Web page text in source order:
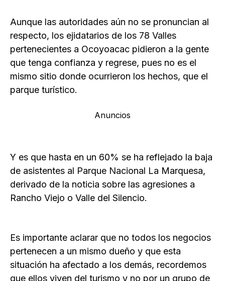
Aunque las autoridades aún no se pronuncian al
respecto, los ejidatarios de los 78 Valles
pertenecientes a Ocoyoacac pidieron a la gente
que tenga confianza y regrese, pues no es el
mismo sitio donde ocurrieron los hechos, que el
parque turístico.
Anuncios
Y es que hasta en un 60% se ha reflejado la baja
de asistentes al Parque Nacional La Marquesa,
derivado de la noticia sobre las agresiones a
Rancho Viejo o Valle del Silencio.
Es importante aclarar que no todos los negocios
pertenecen a un mismo dueño y que esta
situación ha afectado a los demás, recordemos
que ellos viven del turismo y no por un grupo de